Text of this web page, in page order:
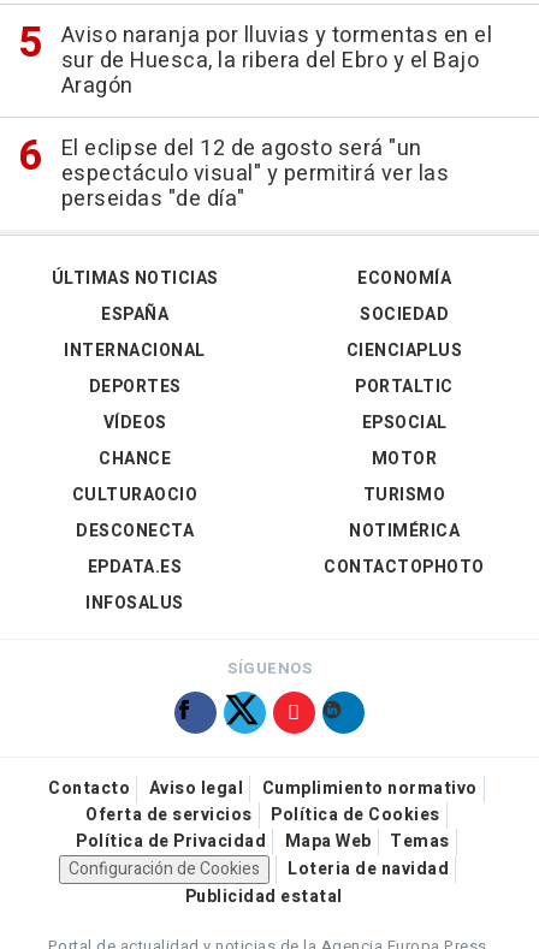
Aviso naranja por lluvias y tormentas en el
sur de Huesca, la ribera del Ebro y el Bajo
Aragón
El eclipse del 12 de agosto será "un
espectáculo visual" y permitirá ver las
perseidas "de día"
ÚLTIMAS NOTICIAS
ESPAÑA
INTERNACIONAL
DEPORTES
VÍDEOS
ECONOMÍA
SOCIEDAD
CIENCIAPLUS
PORTALTIC
EPSOCIAL
CHANCE
CULTURAOCIO
DESCONECTA
EPDATA.ES
INFOSALUS
MOTOR
TURISMO
NOTIMÉRICA
CONTACTOPHOTO
SÍGUENOS
Contacto Aviso legal
Cumplimiento normativo
Oferta de servicios
Política de Cookies
Política de Privacidad
Mapa Web
Temas
Configuración de Cookies
Loteria de navidad
Publicidad estatal